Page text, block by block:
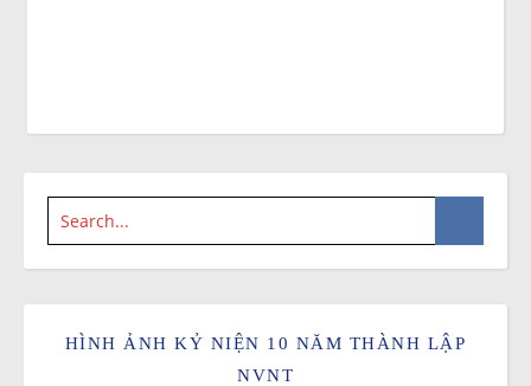
HÌNH ẢNH KỶ NIỆN 10 NĂM THÀNH LẬP
NVNT